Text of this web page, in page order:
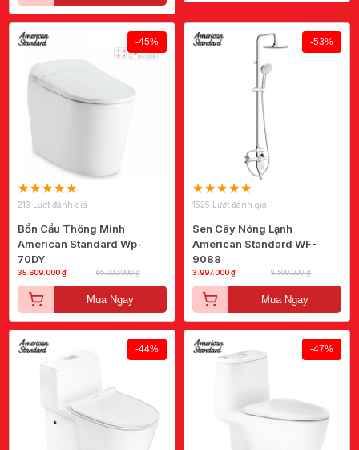
-45%
213 Lượt đánh giá
Bồn Cầu Thông Minh
American Standard Wp-
70DY
35.609.000 ₫ 65.000.000 ₫
Mua Ngay
-53%
1525 Lượt đánh giá
Sen Cây Nóng Lạnh
American Standard WF-
9088
3.997.000 ₫ 8.500.000 ₫
Mua Ngay
-44% -47%